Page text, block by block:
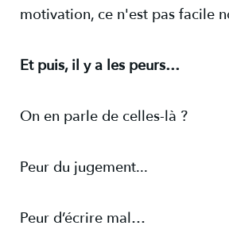
motivation, ce n'est pas facile
Et puis, il y a les peurs…
On en parle de celles-là ?
Peur du jugement...
Peur d’écrire mal…